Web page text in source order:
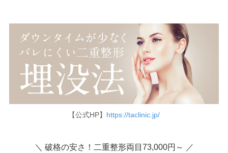
【公式HP】 https://taclinic.jp/
＼ 破格の安さ！二重整形両目73,000円～ ／